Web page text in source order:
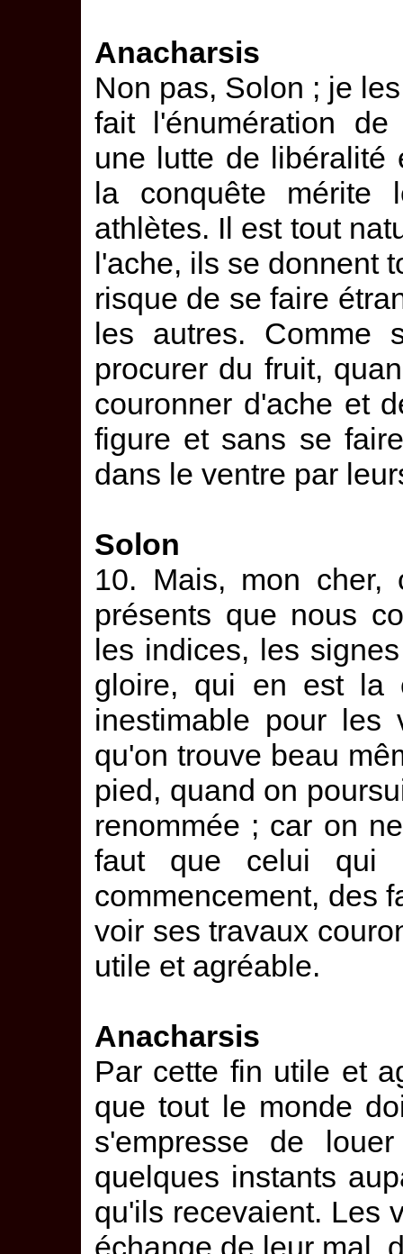
Anacharsis
Non pas, Solon ; je
fait l'énumération
une lutte de libéralité
la conquête mérite
athlètes. Il est tout
l'ache, ils se donnent
risque de se faire
les autres. Comme
procurer du fruit,
couronner d'ache et
figure et sans se
dans le ventre par
Solon
10. Mais, mon
présents que nous
les indices, les
gloire, qui en est la
inestimable pour les
qu'on trouve beau
pied, quand on
renommée ; car on
faut que celui qui
commencement, des
voir ses travaux
utile et agréable.
Anacharsis
Par cette fin utile et
que tout le monde
s'empresse de
quelques instants
qu'ils recevaient. Les
échange de leur mal,